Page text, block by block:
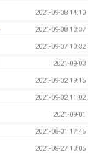
2021-09-08 14:10
2021-09-08 13:37
2021-09-07 10:32
2021-09-03
2021-09-02 19:15
2021-09-02 11:02
2021-09-01
2021-08-31 17:45
2021-08-27 13:05